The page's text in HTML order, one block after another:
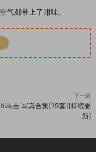
气都带上了甜味。
下一篇
馬吉 写真合集[19套][持续更
新]